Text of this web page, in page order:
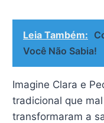
Leia Também:
Você Não Sabia!
Imagine Clara e
tradicional que
transformaram a